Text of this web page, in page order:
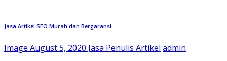
Jasa Artikel SEO Murah dan Bergaransi
Image August 5, 2020 Jasa Penulis Artikel admin